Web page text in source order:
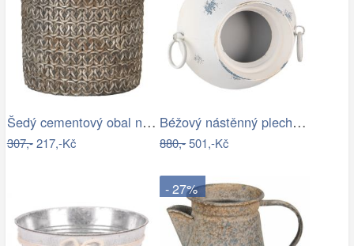
Šedý cementový obal na květináč s…
307,-217,-Kč
Béžový nástěnný plechový květináč Fun…
880,-501,-Kč
- 27%